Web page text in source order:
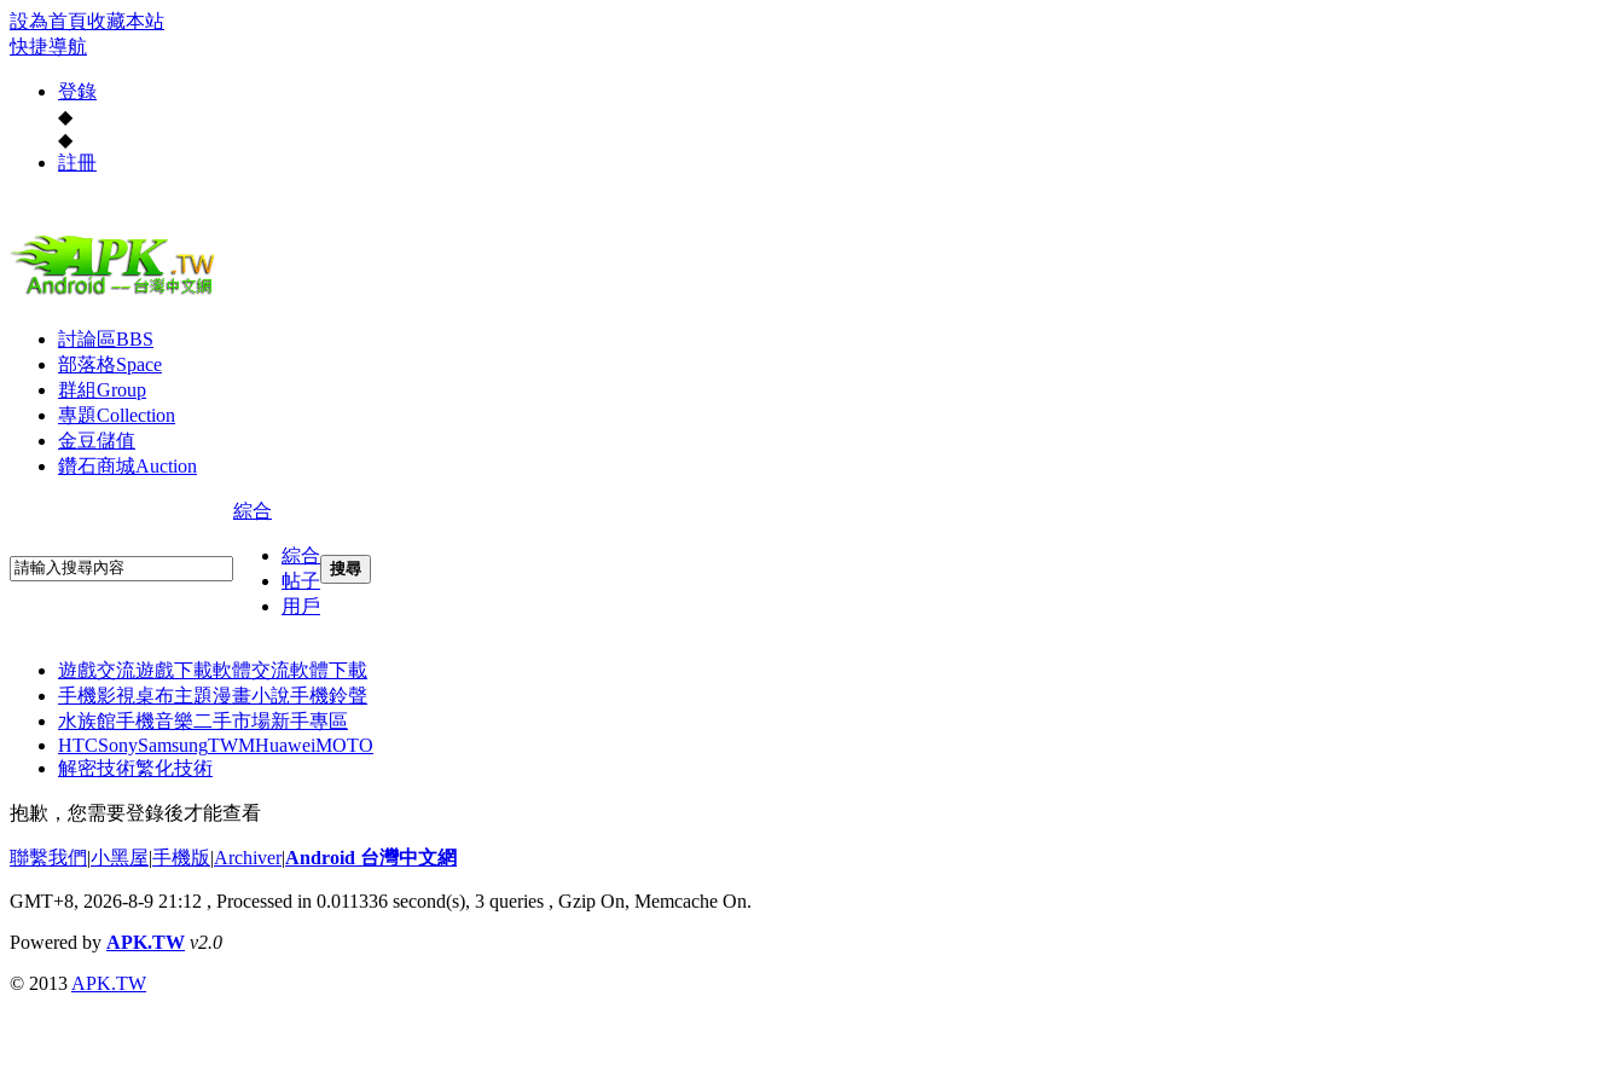
設為首頁收藏本站
快捷導航
登錄
◆
◆
註冊
討論區BBS
部落格Space
群組Group
專題Collection
金豆儲值
鑽石商城Auction
綜合
綜合
帖子
用戶
搜尋
遊戲交流遊戲下載軟體交流軟體下載
手機影視桌布主題漫畫小說手機鈴聲
水族館手機音樂二手市場新手專區
HTCSonySamsungTWMHuaweiMOTO
解密技術繁化技術
抱歉，您需要登錄後才能查看
聯繫我們|小黑屋|手機版|Archiver|Android 台灣中文網
GMT+8, 2026-8-9 21:12 , Processed in 0.011336 second(s), 3 queries , Gzip On, Memcache On.
Powered by APK.TW v2.0
© 2013 APK.TW